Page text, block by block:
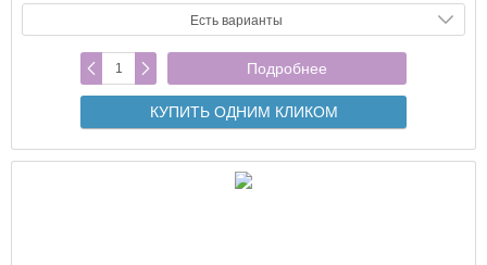
Есть варианты
Подробнее
КУПИТЬ ОДНИМ КЛИКОМ